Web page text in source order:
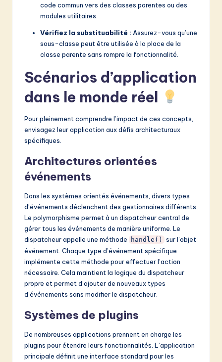
code commun vers des classes parentes ou des
modules utilitaires.
Vérifiez la substituabilité : Assurez-vous qu’une
sous-classe peut être utilisée à la place de la
classe parente sans rompre la fonctionnalité.
Scénarios d’application
dans le monde réel
Pour pleinement comprendre l’impact de ces concepts,
envisagez leur application aux défis architecturaux
spécifiques.
Architectures orientées
événements
Dans les systèmes orientés événements, divers types
d’événements déclenchent des gestionnaires différents.
Le polymorphisme permet à un dispatcheur central de
gérer tous les événements de manière uniforme. Le
dispatcheur appelle une méthode
handle()
sur l’objet
événement. Chaque type d’événement spécifique
implémente cette méthode pour effectuer l’action
nécessaire. Cela maintient la logique du dispatcheur
propre et permet d’ajouter de nouveaux types
d’événements sans modifier le dispatcheur.
Systèmes de plugins
De nombreuses applications prennent en charge les
plugins pour étendre leurs fonctionnalités. L’application
principale définit une interface standard pour les